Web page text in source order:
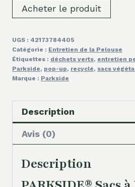
Acheter le produit
UGS : 42173784405
Catégorie : Entretien de la Pelouse
Étiquettes : déchets verts, entretien
Parkside, pop-up, recyclé, sacs
Marque : Parkside
Description
Avis (0)
Description